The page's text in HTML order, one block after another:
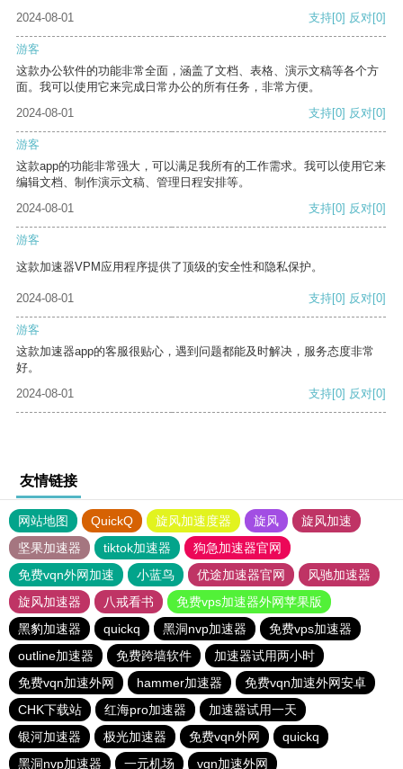
2024-08-01
支持[0] 反对[0]
游客
这款办公软件的功能非常全面，涵盖了文档、表格、演示文稿等各个方
面。我可以使用它来完成日常办公的所有任务，非常方便。
2024-08-01
支持[0] 反对[0]
游客
这款app的功能非常强大，可以满足我所有的工作需求。我可以使用它来
编辑文档、制作演示文稿、管理日程安排等。
2024-08-01
支持[0] 反对[0]
游客
这款加速器VPM应用程序提供了顶级的安全性和隐私保护。
2024-08-01 支持[0] 反对[0]
游客
这款加速器app的客服很贴心，遇到问题都能及时解决，服务态度非常
好。
2024-08-01
支持[0] 反对[0]
友情链接
网站地图 QuickQ 旋风加速度器 旋风
旋风加速
坚果加速器
tiktok加速器
狗急加速器官网
免费vqn外网加速
小蓝鸟 优途加速器官网
风驰加速器
旋风加速器
八戒看书
免费vps加速器外网苹果版
黑豹加速器
quickq 黑洞nvp加速器
免费vps加速器
outline加速器
免费跨墙软件
加速器试用两小时
免费vqn加速外网
hammer加速器
免费vqn加速外网安卓
CHK下载站
红海pro加速器
加速器试用一天
银河加速器
极光加速器 免费vqn外网
quickq
黑洞nvp加速器
一元机场 vqn加速外网